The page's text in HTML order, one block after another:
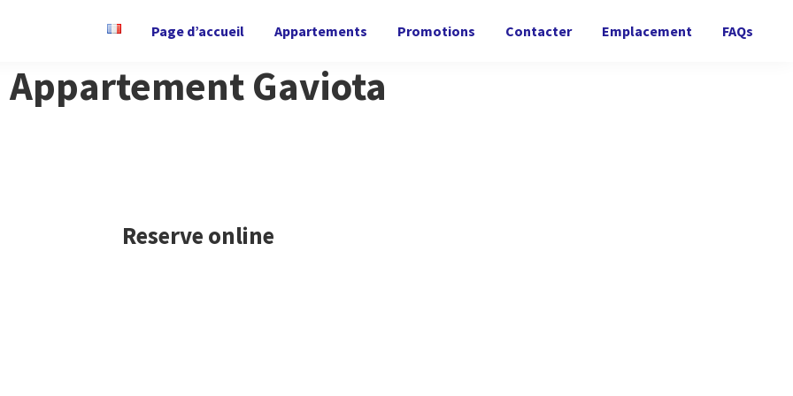
Page d’accueil Appartements Promotions Contacter Emplacement FAQs
Appartement Gaviota
Reserve online